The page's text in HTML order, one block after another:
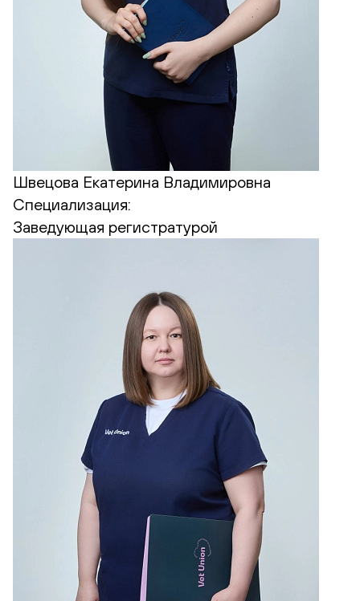
Швецова Екатерина Владимировна
Специализация:
Заведующая регистратурой